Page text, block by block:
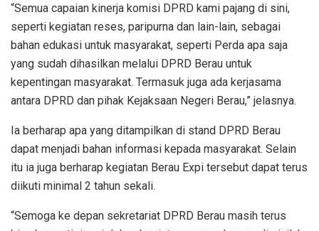
“Semua capaian kinerja komisi DPRD kami pajang di sini,
seperti kegiatan reses, paripurna dan lain-lain, sebagai
bahan edukasi untuk masyarakat, seperti Perda apa saja
yang sudah dihasilkan melalui DPRD Berau untuk
kepentingan masyarakat. Termasuk juga ada kerjasama
antara DPRD dan pihak Kejaksaan Negeri Berau,” jelasnya.
Ia berharap apa yang ditampilkan di stand DPRD Berau
dapat menjadi bahan informasi kepada masyarakat. Selain
itu ia juga berharap kegiatan Berau Expi tersebut dapat terus
diikuti minimal 2 tahun sekali.
“Semoga ke depan sekretariat DPRD Berau masih terus